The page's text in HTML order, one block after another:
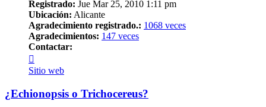
Registrado: Jue Mar 25, 2010 1:11 pm
Ubicación: Alicante
Agradecimiento registrado.: 1068 veces
Agradecimientos: 147 veces
Contactar:
Maia
Sitio web
¿Echionopsis o Trichocereus?